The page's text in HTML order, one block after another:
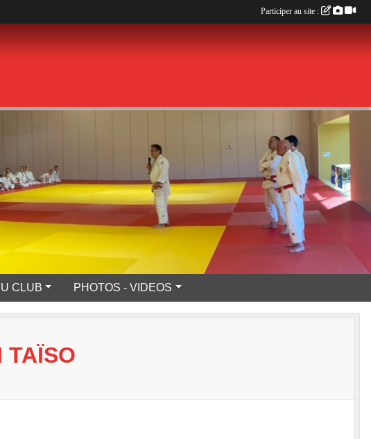
CLUB PHOTOS - VIDEOS
TAÏSO
Participer au site :